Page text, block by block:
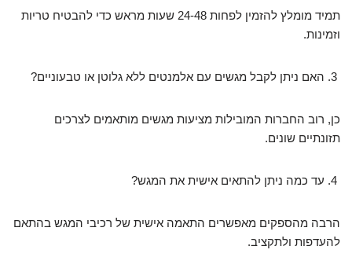
תמיד מומלץ להזמין לפחות 24-48 שעות מראש כדי להבטיח טריות
וזמינות.
האם ניתן לקבל מגשים עם אלמנטים ללא גלוטן או טבעוניים?
כן, רוב החברות המובילות מציעות מגשים מותאמים לצרכים
תזונתיים שונים.
עד כמה ניתן להתאים אישית את המגש?
הרבה מהספקים מאפשרים התאמה אישית של רכיבי המגש בהתאם
להעדפות ולתקציב.